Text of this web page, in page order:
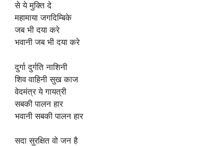
से ये मुक्ति दे
महामाया जगदिम्बिके
जब भी दया करे
भवानी जब भी दया करे
दुर्गा दुर्गति नाशिनी
शिव वाहिनी सुख काज
वेदमंत्र ये गायत्री
सबकी पालन हार
भवानी सबकी पालन हार
सदा सुरक्षित वो जन है